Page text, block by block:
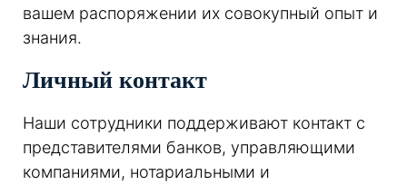
вашем распоряжении их совокупный опыт и
знания.
Личный контакт
Наши сотрудники поддерживают контакт с
представителями банков, управляющими
компаниями, нотариальными и